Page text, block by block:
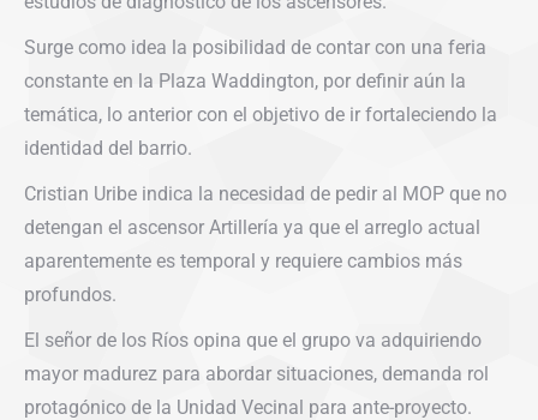
Surge como idea la posibilidad de contar con una feria
constante en la Plaza Waddington, por definir aún la
temática, lo anterior con el objetivo de ir fortaleciendo la
identidad del barrio.
Cristian Uribe indica la necesidad de pedir al MOP que no
detengan el ascensor Artillería ya que el arreglo actual
aparentemente es temporal y requiere cambios más
profundos.
El señor de los Ríos opina que el grupo va adquiriendo
mayor madurez para abordar situaciones, demanda rol
protagónico de la Unidad Vecinal para ante-proyecto.